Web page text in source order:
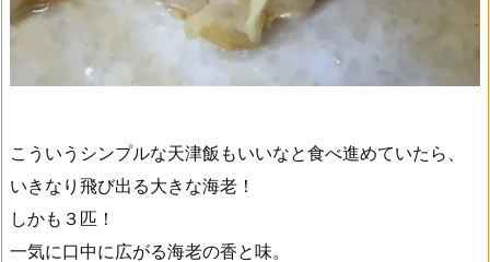
こういうシンプルな天津飯もいいなと食べ進めていたら、
いきなり飛び出る大きな海老！
しかも３匹！
一気に口中に広がる海老の香と味。